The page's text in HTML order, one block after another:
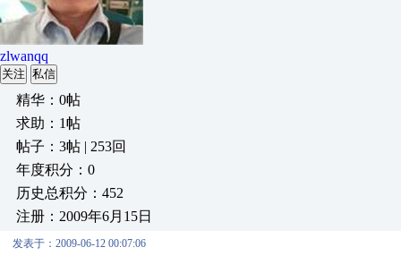
zlwanqq
关注 私信
精华：0帖
求助：1帖
帖子：3帖 | 253回
年度积分：0
历史总积分：452
注册：2009年6月15日
发表于：2009-06-12 00:07:06